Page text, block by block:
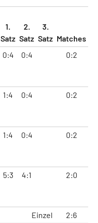
1.
Satz
2.
Satz
3.
Satz Matches
0:4 0:4 0:2
1:4 0:4 0:2
1:4 0:4 0:2
5:3 4:1 2:0
Einzel 2:6